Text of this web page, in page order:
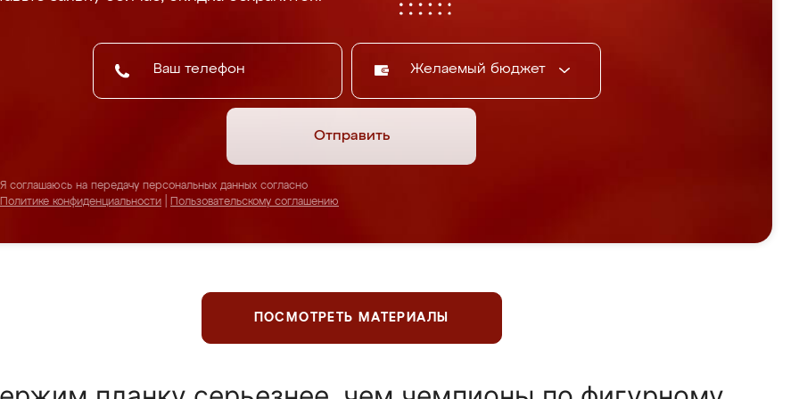
Желаемый бюджет
Отправить
Я соглашаюсь на передачу персональных данных согласно
Политике конфиденциальности
Пользовательскому соглашению
ПОСМОТРЕТЬ МАТЕРИАЛЫ